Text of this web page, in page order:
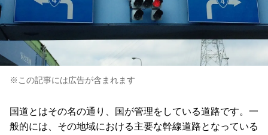
※この記事には広告が含まれます
国道とはその名の通り、国が管理をしている道路です。一
般的には、その地域における主要な幹線道路となっている